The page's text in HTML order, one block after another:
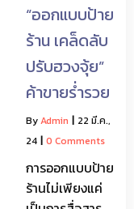
“ออกแบบป้าย
ร้าน เคล็ดลับ
ปรับฮวงจุ้ย”
ค้าขายร่ำรวย
ByAdmin | 22 มี.ค.,
24 | 0 Comments
การออกแบบป้าย
ร้านไม่เพียงแค่